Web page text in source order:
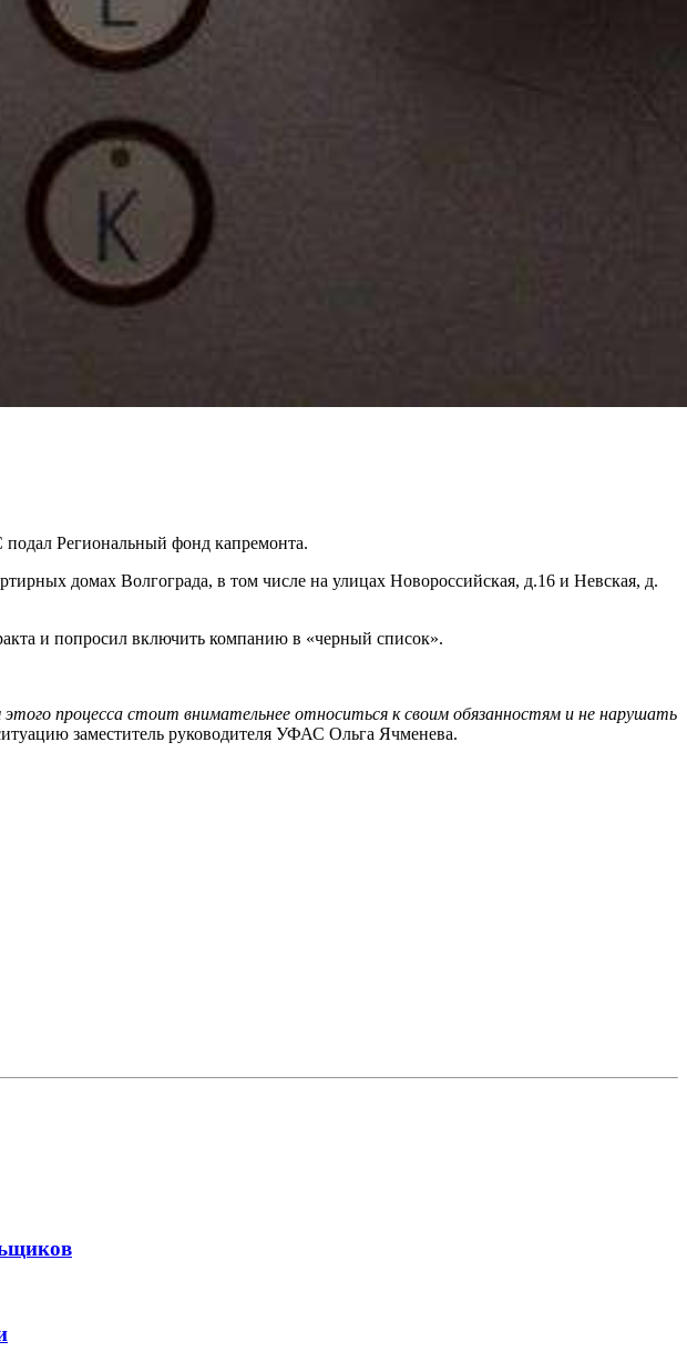
Региональный фонд капремонта.
домах Волгограда, в том числе на улицах Новороссийская, д.16 и Невская, д.
и попросил включить компанию в «черный список».
процесса стоит внимательнее относиться к своим обязанностям и не нарушать
заместитель руководителя УФАС Ольга Ячменева.